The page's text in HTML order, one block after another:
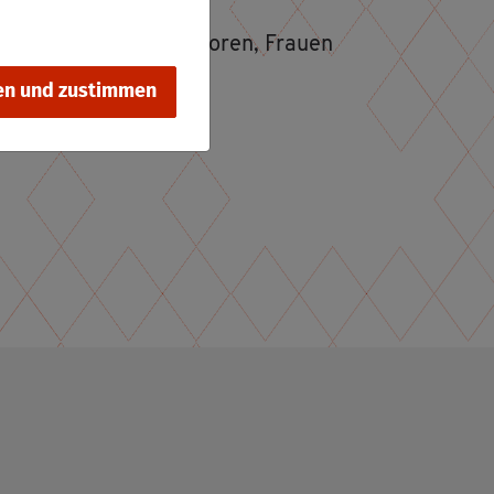
und zustimmen
für Fa­mi­lie, Se­nio­ren, Frau­en